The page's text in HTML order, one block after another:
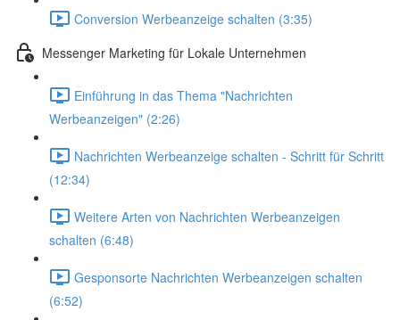
Conversion Werbeanzeige schalten (3:35)
Messenger Marketing für Lokale Unternehmen
Einführung in das Thema "Nachrichten
Werbeanzeigen" (2:26)
Nachrichten Werbeanzeige schalten - Schritt für Schritt
(12:34)
Weitere Arten von Nachrichten Werbeanzeigen
schalten (6:48)
Gesponsorte Nachrichten Werbeanzeigen schalten
(6:52)